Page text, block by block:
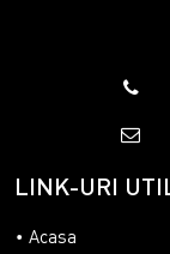
LINK-URI
Acasa